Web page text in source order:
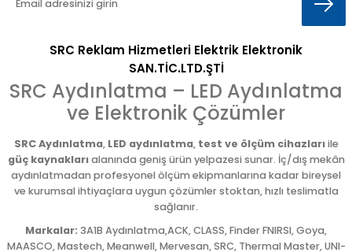
SRC Reklam Hizmetleri Elektrik Elektronik
SAN.TİC.LTD.ŞTİ
SRC Aydınlatma – LED Aydınlatma
ve Elektronik Çözümler
SRC Aydınlatma, LED aydınlatma, test ve ölçüm cihazlarıile
güç kaynaklarıalanında geniş ürün yelpazesi sunar. İç/dış mekân
aydınlatmadan profesyonel ölçüm ekipmanlarına kadar bireysel
ve kurumsal ihtiyaçlara uygun çözümler stoktan, hızlı teslimatla
sağlanır.
Markalar: 3A1B Aydınlatma,ACK, CLASS, Finder FNIRSI, Goya,
MAASCO, Mastech, Meanwell, Mervesan, SRC, Thermal Master, UNI-